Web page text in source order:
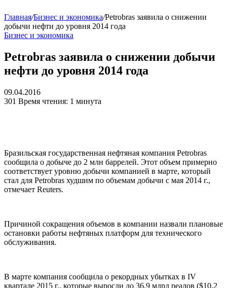
Главная/Бизнес и экономика/Petrobras заявила о снижении
добычи нефти до уровня 2014 года
Бизнес и экономика
Petrobras заявила о снижении добычи
нефти до уровня 2014 года
09.04.2016
301 Время чтения: 1 минута
Бразильская государственная нефтяная компания Petrobras
сообщила о добыче до 2 млн баррелей. Этот объем примерно
соответствует уровню добычи компанией в марте, который
стал для Petrobras худшим по объемам добычи с мая 2014 г.,
отмечает Reuters.
Причиной сокращения объемов в компании назвали плановые
остановки работы нефтяных платформ для технического
обслуживания.
В марте компания сообщила о рекордных убытках в IV
квартале 2015 г., которые выросли до 36,9 млрд реалов ($10,2